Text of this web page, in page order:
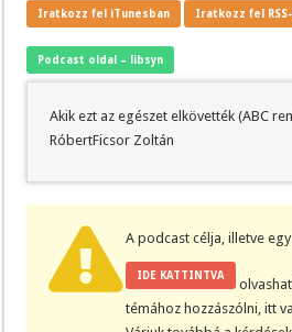
Iratkozz fel iTunesban Iratkozz fel
Podcast oldal – libsyn
Akik ezt az egészet elkövették (ABC
RóbertFicsor Zoltán
A podcast célja, illetve
IDE KATTINTVA
témához hozzászólni, itt